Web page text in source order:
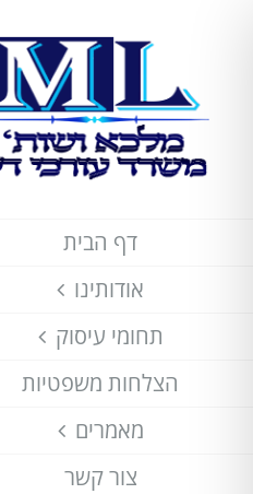
דף הבית
אודותינו
תחומי עיסוק
הצלחות משפטיות
מאמרים
צור קשר